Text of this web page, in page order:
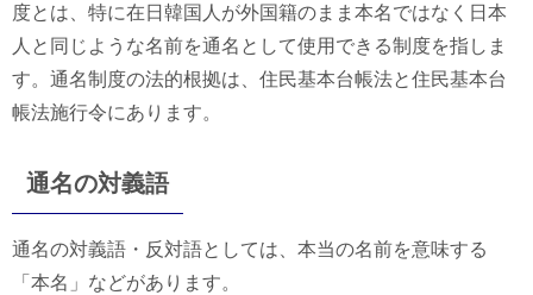
度とは、特に在日韓国人が外国籍のまま本名ではなく日本
人と同じような名前を通名として使用できる制度を指しま
す。通名制度の法的根拠は、住民基本台帳法と住民基本台
帳法施行令にあります。
通名の対義語
通名の対義語・反対語としては、本当の名前を意味する
「本名」などがあります。